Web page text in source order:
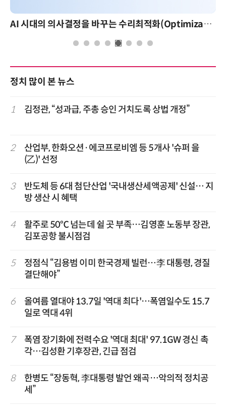
AI 시대의 의사결정을 바꾸는 수리최적화(Optimization): 실제 산업 적용 사례와 활용 전략
정치 많이 본 뉴스
1 김정관, “성과급, 주총 승인 거치도록 상법 개정”
2
산업부, 한화오션·에코프로비엠 등 5개사 '슈퍼 을
(乙)' 선정
3
반도체 등 6대 첨단산업 '국내생산세액공제' 신설… 지
방 생산 시 혜택
4
활주로 50℃ 넘는데 쉴 곳 부족…김영훈 노동부 장관,
김포공항 불시점검
5
정점식 “김용범 이미 한국경제 빌런…李 대통령, 경질
결단해야”
6
올여름 열대야 13.7일 '역대 최다'…폭염일수도 15.7
일로 역대 4위
7
폭염 장기화에 전력수요 '역대 최대' 97.1GW 경신 촉
각…김성환 기후장관, 긴급 점검
8
한병도 “장동혁, 李대통령 발언 왜곡…악의적 정치공
세”